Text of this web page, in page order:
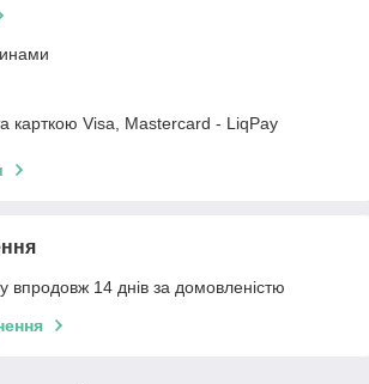
карткою Visa, Mastercard - LiqPay
впродовж 14 днів за домовленістю